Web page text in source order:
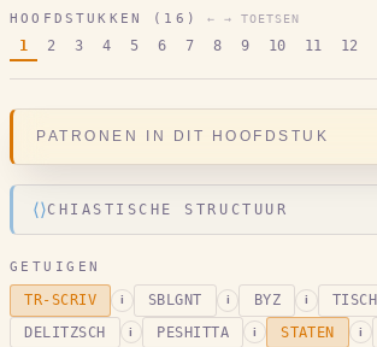
HOOFDSTUKKEN ( 16 ) ← → TOETSEN
1 2 3 4 5 6 7 8 9 10 11 12
PATRONEN IN DIT HOOFDSTUK
⟨⟩CHIASTISCHE STRUCTUUR
GETUIGEN
TR-SCRIV i SBLGNT i BYZ i TISCH
DELITZSCH i PESHITTA i STATEN i